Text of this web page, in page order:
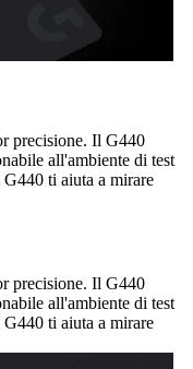
precisione. Il G440
all'ambiente di test
ti aiuta a mirare
precisione. Il G440
all'ambiente di test
ti aiuta a mirare